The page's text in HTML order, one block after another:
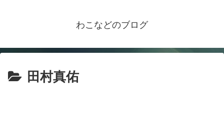
わこなどのブログ
田村真佑